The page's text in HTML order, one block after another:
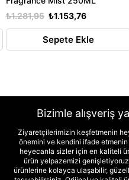
₺1.153,76
₺1.281,95
Sepete Ekle
Bizimle alışveriş
Ziyaretçilerimizin keşfetmenin
önemini ve kendini ifade
heyecanla sizler için en kaliteli
ürün yelpazemizi
ürünlerine kolayca ulaşabilir,